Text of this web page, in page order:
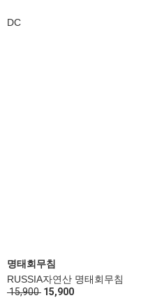
DC
명태회무침
RUSSIA자연산 명태회무침
15,900 15,900